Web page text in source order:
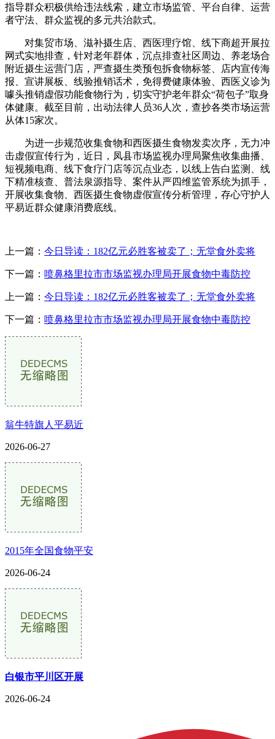
指导群众积极供给违法线索，建立市场监管、平台自律、运营
者守法、群众监视的多元共治款式。
对集贸市场、滋补摄生店、西医理疗馆、线下商超开展拉
网式实地排查，针对老年群体，沉点排查社区周边、养老场合
附近摄生运营门店，严查摄生类预包拆食物标签、店内宣传海
报、宣讲展板、线验推销话术，免得费健康体验、西医义诊为
噱头推销虚假功能食物行为，切实守护老年群众“荷包子”取身
体健康。截至目前，出动法律人员36人次，查抄各类市场运营
从体15家次。
为进一步规范收集食物和西医摄生食物发卖次序，无力冲
击虚假宣传行为，近日，凤县市场监视办理局聚焦收集曲播、
短视频电商、线下食疗门店等沉点业态，以线上告白监测、线
下精准核查、普法泉源指导、案件从严四维监管系统为抓手，
开展收集食物、西医摄生食物虚假宣传分析管理，存心守护人
平易近群众健康消费底线。
上一篇： 今日导读：182亿元必胜客被卖了；无堂食外卖将
下一篇： 喷鼻格里拉市市场监视办理局开展食物中毒防控
上一篇： 今日导读：182亿元必胜客被卖了；无堂食外卖将
下一篇： 喷鼻格里拉市市场监视办理局开展食物中毒防控
翁牛特旗人平易近
2026-06-27
2015年全国食物平安
2026-06-24
白银市平川区开展
2026-06-24